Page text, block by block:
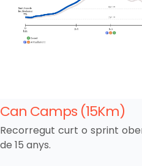
Can Camps (15Km)
Recorregut curt o sprint
de 15 anys.